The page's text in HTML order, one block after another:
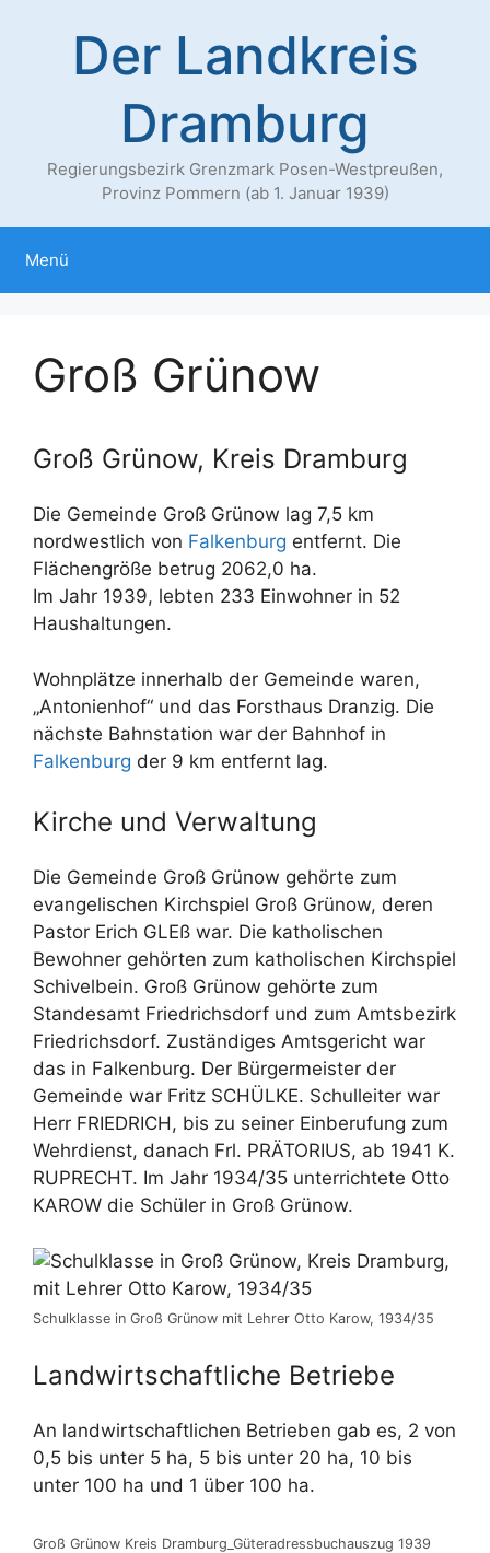
Der Landkreis
Dramburg
Regierungsbezirk Grenzmark Posen-Westpreußen,
Provinz Pommern (ab 1. Januar 1939)
Menü
Groß Grünow
Groß Grünow, Kreis Dramburg
Die Gemeinde Groß Grünow lag 7,5 km
nordwestlich von Falkenburg entfernt. Die
Flächengröße betrug 2062,0 ha.
Im Jahr 1939, lebten 233 Einwohner in 52
Haushaltungen.
Wohnplätze innerhalb der Gemeinde waren,
„Antonienhof“ und das Forsthaus Dranzig. Die
nächste Bahnstation war der Bahnhof in
Falkenburg der 9 km entfernt lag.
Kirche und Verwaltung
Die Gemeinde Groß Grünow gehörte zum
evangelischen Kirchspiel Groß Grünow, deren
Pastor Erich GLEß war. Die katholischen
Bewohner gehörten zum katholischen Kirchspiel
Schivelbein. Groß Grünow gehörte zum
Standesamt Friedrichsdorf und zum Amtsbezirk
Friedrichsdorf. Zuständiges Amtsgericht war
das in Falkenburg. Der Bürgermeister der
Gemeinde war Fritz SCHÜLKE. Schulleiter war
Herr FRIEDRICH, bis zu seiner Einberufung zum
Wehrdienst, danach Frl. PRÄTORIUS, ab 1941 K.
RUPRECHT. Im Jahr 1934/35 unterrichtete Otto
KAROW die Schüler in Groß Grünow.
Schulklasse in Groß Grünow mit Lehrer Otto Karow, 1934/35
Landwirtschaftliche Betriebe
An landwirtschaftlichen Betrieben gab es, 2 von
0,5 bis unter 5 ha, 5 bis unter 20 ha, 10 bis
unter 100 ha und 1 über 100 ha.
Groß Grünow Kreis Dramburg_Güteradressbuchauszug 1939